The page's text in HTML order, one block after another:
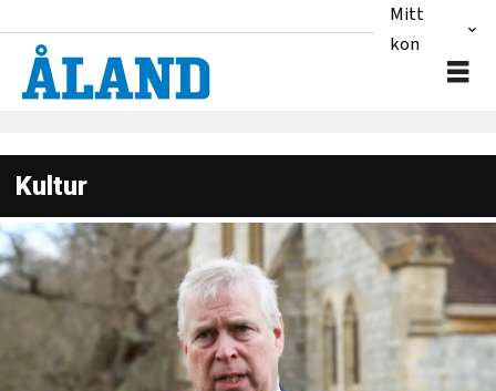
Mitt
konto
Kultur